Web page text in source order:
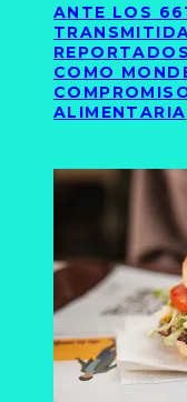
ANTE LOS
COMO
ALIMENTARIA